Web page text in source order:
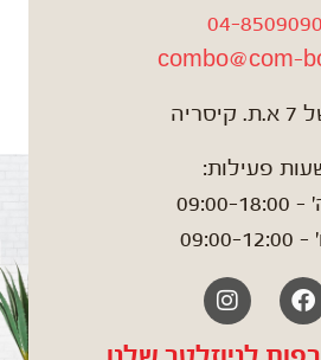
04-8509090
combo@com-
פעילות:
18:00
12:00
Facebook
Instagram